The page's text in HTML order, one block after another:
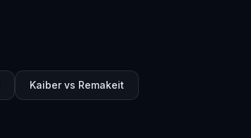
Kaiber vs Remakeit